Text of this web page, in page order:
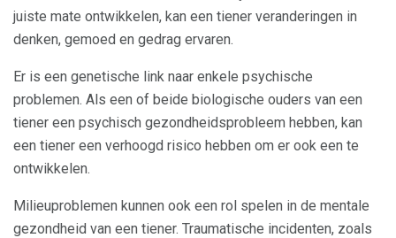
juiste mate ontwikkelen, kan een tiener veranderingen in
denken, gemoed en gedrag ervaren.
Er is een genetische link naar enkele psychische
problemen. Als een of beide biologische ouders van een
tiener een psychisch gezondheidsprobleem hebben, kan
een tiener een verhoogd risico hebben om er ook een te
ontwikkelen.
Milieuproblemen kunnen ook een rol spelen in de mentale
gezondheid van een tiener. Traumatische incidenten, zoals